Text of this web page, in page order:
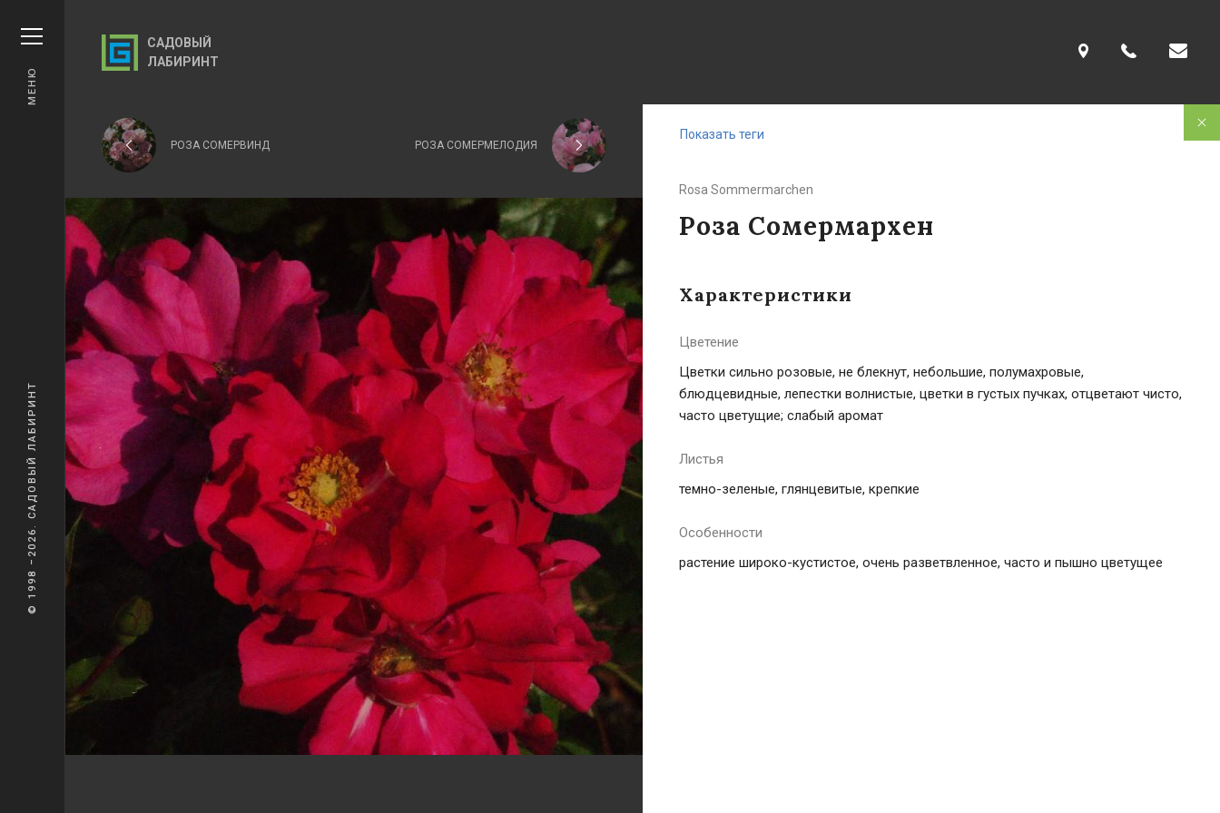
САДОВЫЙ
ЛАБИРИНТ
РОЗА СОМЕРВИНД РОЗА СОМЕРМЕЛОДИЯ
Показать теги
Rosa Sommermarchen
Роза Сомермархен
Характеристики
Цветение
Цветки сильно розовые, не блекнут, небольшие, полумахровые,
блюдцевидные, лепестки волнистые, цветки в густых пучках, отцветают чисто,
часто цветущие; слабый аромат
Листья
темно-зеленые, глянцевитые, крепкие
Особенности
растение широко-кустистое, очень разветвленное, часто и пышно цветущее
© 1998 –2026. САДОВЫЙ ЛАБИРИНТ
МЕНЮ